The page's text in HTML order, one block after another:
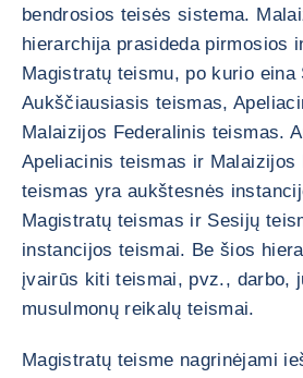
bendrosios teisės sistema.
hierarchija prasideda pirmosios
Magistratų teismu, po kurio eina
Aukščiausiasis teismas,
Malaizijos Federalinis teismas.
Apeliacinis teismas ir Malaizijos
teismas yra aukštesnės
Magistratų teismas ir Sesijų
instancijos teismai. Be šios
įvairūs kiti teismai, pvz., darbo,
musulmonų reikalų teismai.
Magistratų teisme nagrinėjami